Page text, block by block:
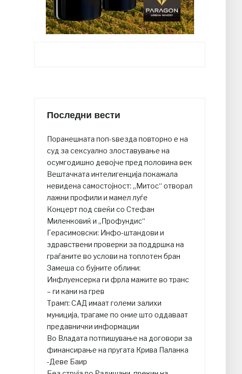
Последни вести
Поранешната поп-ѕвезда повторно е на
суд за сексуално злоставување на
осумгодишно девојче пред половина век
Вештачката интелигенција покажала
невидена самостојност: „Митос“ отворал
лажни профили и мамел луѓе
Концерт под свеќи со Стефан
Миленковиќ и „Профундис“
Герасимовски: Инфо-штандови и
здравствени проверки за поддршка на
граѓаните во услови на топлотен бран
Замеша со бујните облини:
Инфлуенсерка ги фрла мажите во транс
– ги кани на грев
Трамп: САД имаат големи залихи
муниција, трагаме по оние што оддаваат
предавнички информации
Во Владата потпишување на договори за
финансирање на пругата Крива Паланка
-Деве Баир